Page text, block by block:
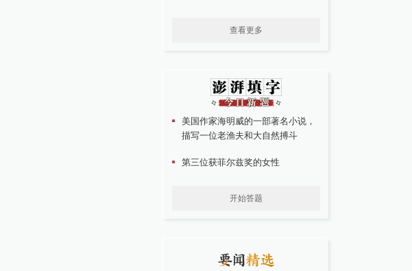
查看更多
美国作家海明威的一部著名小说，
描写一位老渔夫和大自然搏斗
第三位获菲尔兹奖的女性
开始答题